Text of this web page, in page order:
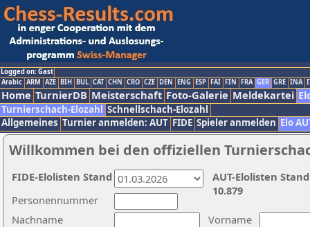
Logged on: Gast
Arabic ARM AZE BIH BUL CAT CHN CRO CZE DEN ENG ESP FAI FIN FRA GER GRE INA
Home TurnierDB Meisterschaft Foto-Galerie Meldekartei
Turnierschach-Elozahl Schnellschach-Elozahl
Allgemeines Turnier anmelden: AUT FIDE Spieler anmelden Elo
Willkommen bei den offiziellen
Nachname
Vorname
Personennummer
AUT-Elolisten
10.879
FIDE-Elolisten Stand